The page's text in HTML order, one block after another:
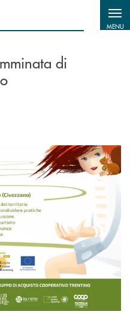
MENU
di